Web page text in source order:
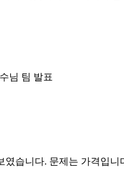
님 팀 발표
습니다. 문제는 가격입니